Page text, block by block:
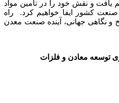
یافت و نقش خود را در تامین مواد
کشور ایفا خواهیم کرد. راه
و نگاهی جهانی، آینده صنعت معدن
توسعه معادن و فلزات